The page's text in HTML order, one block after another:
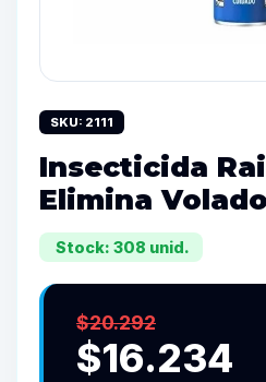
SKU: 2111
Insecticida
Elimina
Stock: 308 unid.
$20.292
$16.234